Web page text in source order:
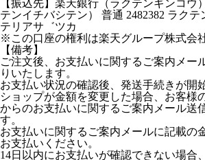
【振込先】楽天銀行（ラクテンギンコウ
テンイチバシテン） 普通 2482382 ラク
テリアサ゛ツカ
※この口座の権利は楽天グループ株式会
【備考】
ご注文後、お支払いに関するご案内メー
りいたします。
お支払い状況の確認後、発送手続きが開
ショップが金額を変更した場合、お客様
からのお支払いに関するご案内メール送
す。
お支払いに関するご案内メールに記載の
お支払いください。
14日以内にお支払いが確認できない場合